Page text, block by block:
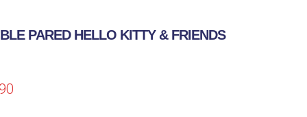
PARED HELLO KITTY & FRIENDS